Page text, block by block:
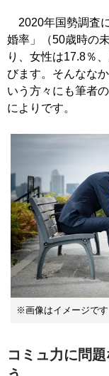
2020年国勢調査
婚率」（50歳時の
り、女性は17.8％
びます。そんなな
いう方々にも筆者
によりです。
※画像はイメージです
コミュ力に問